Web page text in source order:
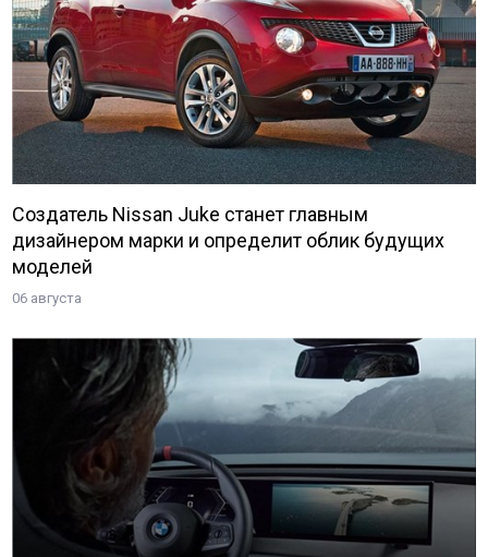
Создатель Nissan Juke станет главным
дизайнером марки и определит облик будущих
моделей
06 августа